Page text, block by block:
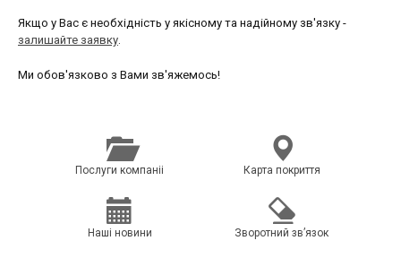
Якщо у Вас є необхідність у якісному та надійному зв'язку -
залишайте заявку
Ми обов'язково з Вами зв'яжемось!
Послуги компанii Карта покриття
Нашi новини Зворотний зв’язок